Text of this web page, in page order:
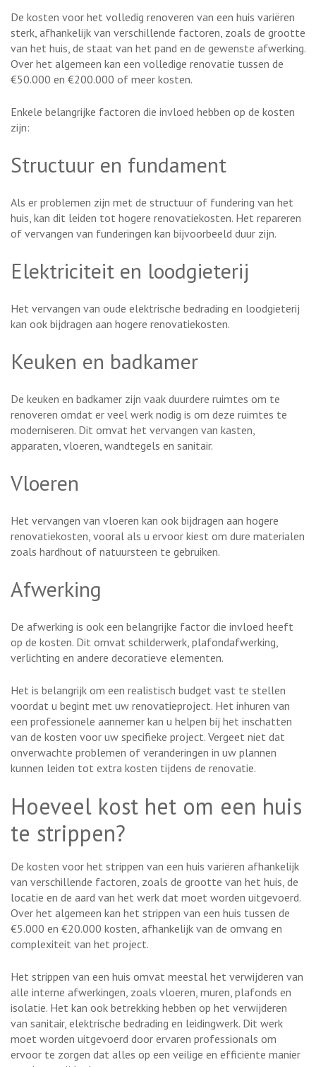
De kosten voor het volledig renoveren van een huis variëren
sterk, afhankelijk van verschillende factoren, zoals de grootte
van het huis, de staat van het pand en de gewenste afwerking.
Over het algemeen kan een volledige renovatie tussen de
€50.000 en €200.000 of meer kosten.
Enkele belangrijke factoren die invloed hebben op de kosten
zijn:
Structuur en fundament
Als er problemen zijn met de structuur of fundering van het
huis, kan dit leiden tot hogere renovatiekosten. Het repareren
of vervangen van funderingen kan bijvoorbeeld duur zijn.
Elektriciteit en loodgieterij
Het vervangen van oude elektrische bedrading en loodgieterij
kan ook bijdragen aan hogere renovatiekosten.
Keuken en badkamer
De keuken en badkamer zijn vaak duurdere ruimtes om te
renoveren omdat er veel werk nodig is om deze ruimtes te
moderniseren. Dit omvat het vervangen van kasten,
apparaten, vloeren, wandtegels en sanitair.
Vloeren
Het vervangen van vloeren kan ook bijdragen aan hogere
renovatiekosten, vooral als u ervoor kiest om dure materialen
zoals hardhout of natuursteen te gebruiken.
Afwerking
De afwerking is ook een belangrijke factor die invloed heeft
op de kosten. Dit omvat schilderwerk, plafondafwerking,
verlichting en andere decoratieve elementen.
Het is belangrijk om een realistisch budget vast te stellen
voordat u begint met uw renovatieproject. Het inhuren van
een professionele aannemer kan u helpen bij het inschatten
van de kosten voor uw specifieke project. Vergeet niet dat
onverwachte problemen of veranderingen in uw plannen
kunnen leiden tot extra kosten tijdens de renovatie.
Hoeveel kost het om een huis
te strippen?
De kosten voor het strippen van een huis variëren afhankelijk
van verschillende factoren, zoals de grootte van het huis, de
locatie en de aard van het werk dat moet worden uitgevoerd.
Over het algemeen kan het strippen van een huis tussen de
€5.000 en €20.000 kosten, afhankelijk van de omvang en
complexiteit van het project.
Het strippen van een huis omvat meestal het verwijderen van
alle interne afwerkingen, zoals vloeren, muren, plafonds en
isolatie. Het kan ook betrekking hebben op het verwijderen
van sanitair, elektrische bedrading en leidingwerk. Dit werk
moet worden uitgevoerd door ervaren professionals om
ervoor te zorgen dat alles op een veilige en efficiënte manier